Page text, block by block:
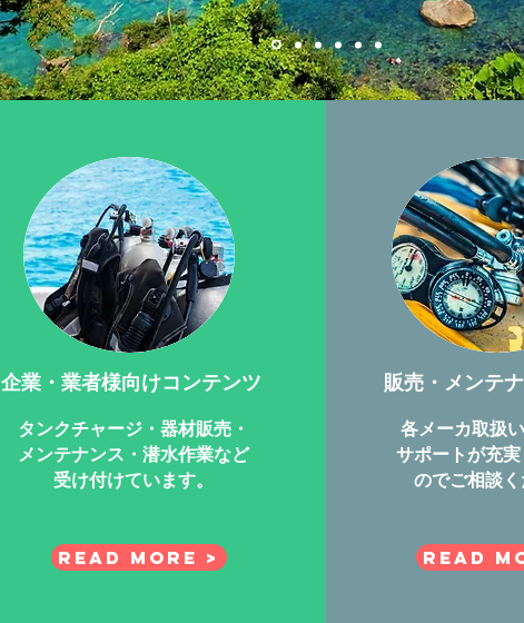
企業・業者様向けコンテンツ
タンクチャージ・器材販売・
メンテナンス・潜水作業など
受け付けています。
Read More >
販売・メンテ
各メーカ取扱
サポートが充
のでご相談く
Read